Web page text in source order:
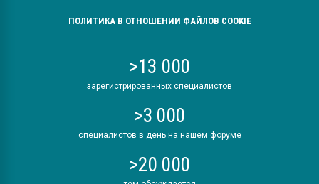
ПОЛИТИКА В ОТНОШЕНИИ ФАЙЛОВ COOKIE
>13 000
зарегистрированных специалистов
>3 000
специалистов в день на нашем форуме
>20 000